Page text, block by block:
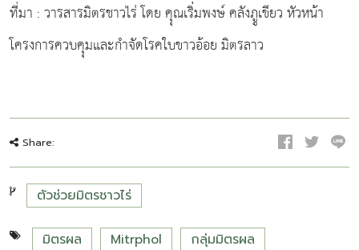
ที่มา : วารสารมิตรชาวไร่ โดย คุุณเริ่่มพงษ์ คลังภููเขียว หัวหน้า
โครงการควบคุุมและกำจัดโรคใบขาวอ้อย มิตรลาว
Share:
ตัวช่วยมิตรชาวไร่
มิตรผล Mitrphol
กลุ่มมิตรผล